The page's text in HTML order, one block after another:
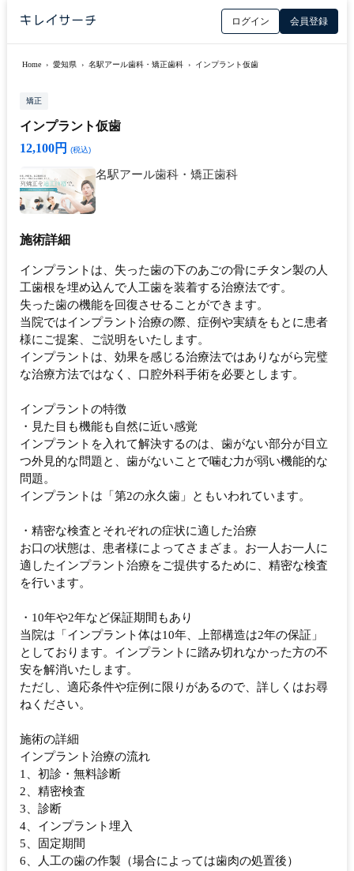
ログイン 会員登録
Home › 愛知県 › 名駅アール歯科・矯正歯科 › インプラント仮歯
矯正
インプラント仮歯
12,100円
(税込)
名駅アール歯科・矯正歯科
施術詳細
インプラントは、失った歯の下のあごの骨にチタン製の人
工歯根を埋め込んで人工歯を装着する治療法です。
失った歯の機能を回復させることができます。
当院ではインプラント治療の際、症例や実績をもとに患者
様にご提案、ご説明をいたします。
インプラントは、効果を感じる治療法ではありながら完璧
な治療方法ではなく、口腔外科手術を必要とします。
インプラントの特徴
・見た目も機能も自然に近い感覚
インプラントを入れて解決するのは、歯がない部分が目立
つ外見的な問題と、歯がないことで噛む力が弱い機能的な
問題。
インプラントは「第2の永久歯」ともいわれています。
・精密な検査とそれぞれの症状に適した治療
お口の状態は、患者様によってさまざま。お一人お一人に
適したインプラント治療をご提供するために、精密な検査
を行います。
・10年や2年など保証期間もあり
当院は「インプラント体は10年、上部構造は2年の保証」
としております。インプラントに踏み切れなかった方の不
安を解消いたします。
ただし、適応条件や症例に限りがあるので、詳しくはお尋
ねください。
施術の詳細
インプラント治療の流れ
1、初診・無料診断
2、精密検査
3、診断
4、インプラント埋入
5、固定期間
6、人工の歯の作製（場合によっては歯肉の処置後）